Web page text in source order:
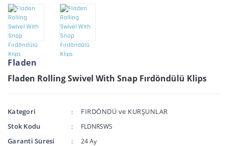
Fladen
Fladen Rolling Swivel With Snap Fırdöndülü Klips
Kategori
FIRDÖNDÜ ve KURŞUNLAR
Stok Kodu
FLDNRSWS
Garanti Süresi 24 Ay